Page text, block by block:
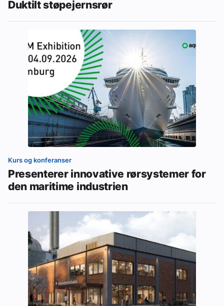
Duktilt støpejernsrør
Kurs og konferanser
Presenterer innovative rørsystemer for
den maritime industrien